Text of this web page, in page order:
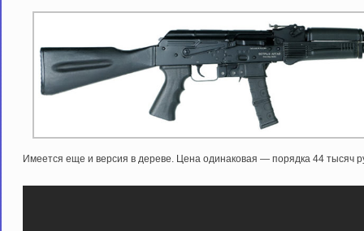
Имеется еще и версия в дереве. Цена одинаковая — порядка 44 тысяч